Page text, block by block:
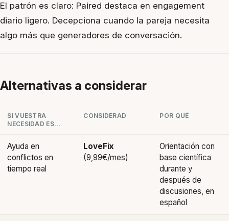
El patrón es claro: Paired destaca en engagement
diario ligero. Decepciona cuando la pareja necesita
algo más que generadores de conversación.
Alternativas a considerar
SI VUESTRA
NECESIDAD ES…
CONSIDERAD POR QUÉ
Ayuda en
conflictos en
tiempo real
LoveFix
(9,99€/mes)
Orientación con
base científica
durante y
después de
discusiones, en
español